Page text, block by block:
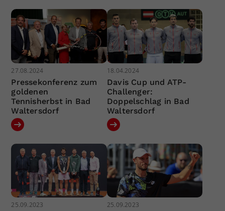
27.08.2024
Pressekonferenz zum
goldenen
Tennisherbst in Bad
Waltersdorf
18.04.2024
Davis Cup und ATP-
Challenger:
Doppelschlag in Bad
Waltersdorf
25.09.2023 25.09.2023